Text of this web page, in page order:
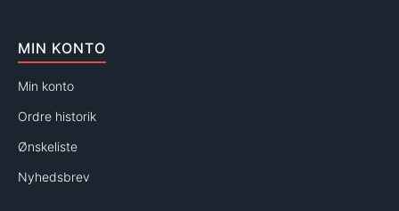
MIN KONTO
Min konto
Ordre historik
Ønskeliste
Nyhedsbrev